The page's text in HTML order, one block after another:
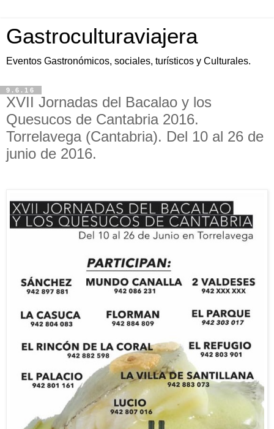
Gastroculturaviajera
Eventos Gastronómicos, sociales, turísticos y Culturales.
9.6.16
XVII Jornadas del Bacalao y los
Quesucos de Cantabria 2016.
Torrelavega (Cantabria). Del 10 al 26 de
junio de 2016.